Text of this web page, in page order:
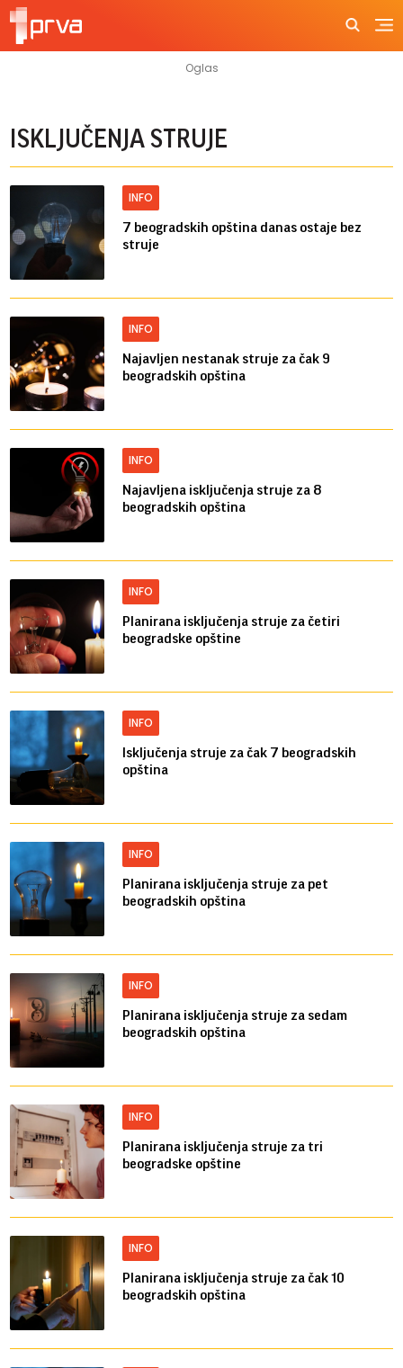
ISKLJUČENJA STRUJE
INFO
7 beogradskih opština danas ostaje bez
struje
INFO
Najavljen nestanak struje za čak 9
beogradskih opština
INFO
Najavljena isključenja struje za 8
beogradskih opština
INFO
Planirana isključenja struje za četiri
beogradske opštine
INFO
Isključenja struje za čak 7 beogradskih
opština
INFO
Planirana isključenja struje za pet
beogradskih opština
INFO
Planirana isključenja struje za sedam
beogradskih opština
INFO
Planirana isključenja struje za tri
beogradske opštine
INFO
Planirana isključenja struje za čak 10
beogradskih opština